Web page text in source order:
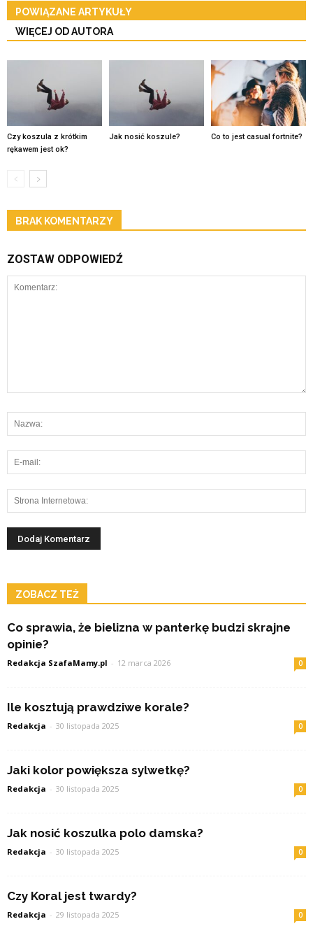
POWIĄZANE ARTYKUŁY
WIĘCEJ OD AUTORA
Czy koszula z krótkim
rękawem jest ok?
Jak nosić koszule? Co to jest casual fortnite?
BRAK KOMENTARZY
ZOSTAW ODPOWIEDŹ
ZOBACZ TEŻ
Co sprawia, że bielizna w panterkę budzi skrajne
opinie?
Redakcja SzafaMamy.pl - 12 marca 2026 0
Ile kosztują prawdziwe korale?
Redakcja - 30 listopada 2025 0
Jaki kolor powiększa sylwetkę?
Redakcja - 30 listopada 2025 0
Jak nosić koszulka polo damska?
Redakcja - 30 listopada 2025 0
Czy Koral jest twardy?
Redakcja - 29 listopada 2025 0